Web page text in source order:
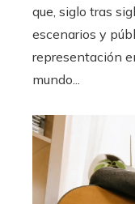
que, siglo tras
escenarios y
representación
mundo...